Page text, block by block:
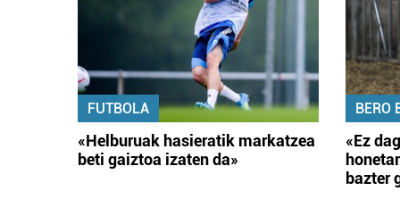
FUTBOLA
«Helburuak hasieratik markatzea
beti gaiztoa izaten da»
BERO
«Ez
bazter